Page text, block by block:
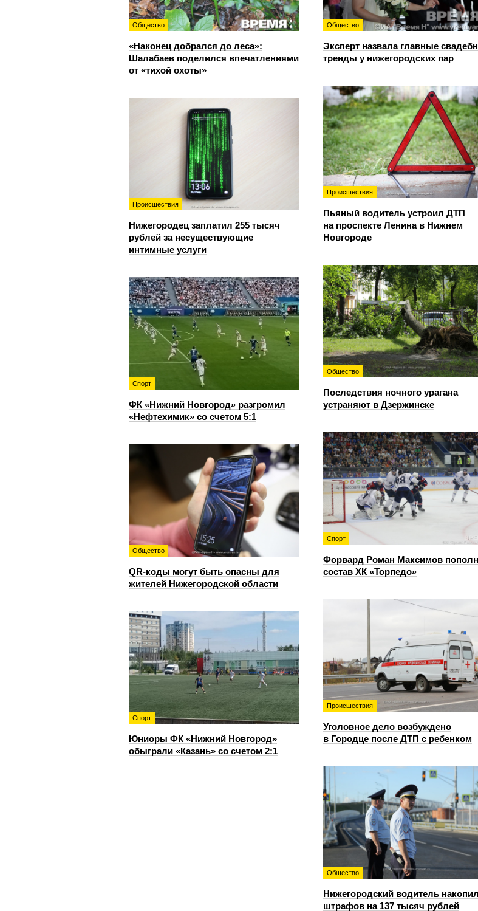
Общество
«Наконец добрался до леса»:
Шалабаев поделился впечатлениями
от «тихой охоты»
Общество
Эксперт назвала главные
тренды у нижегородских пар
Происшествия
Пьяный водитель устроил ДТП
на проспекте Ленина в Нижнем
Новгороде
Происшествия
Нижегородец заплатил 255 тысяч
рублей за несуществующие
интимные услуги
Общество
Последствия ночного урагана
устраняют в Дзержинске
Спорт
ФК «Нижний Новгород» разгромил
«Нефтехимик» со счетом 5:1
Спорт
Форвард Роман Максимов
состав ХК «Торпедо»
Общество
QR-коды могут быть опасны для
жителей Нижегородской области
Происшествия
Уголовное дело возбуждено
в Городце после ДТП с ребенком
Спорт
Юниоры ФК «Нижний Новгород»
обыграли «Казань» со счетом 2:1
Общество
Нижегородский водитель накопил
штрафов на 137 тысяч рублей